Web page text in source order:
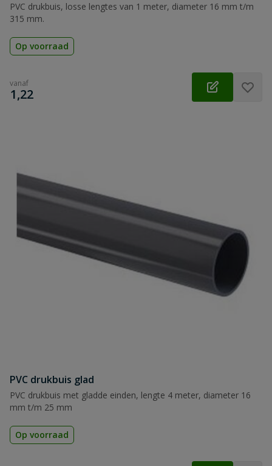
PVC drukbuis, losse lengtes van 1 meter, diameter 16 mm t/m
315 mm.
Op voorraad
vanaf
€
1,22
PVC drukbuis glad
PVC drukbuis met gladde einden, lengte 4 meter, diameter 16
mm t/m 25 mm
Op voorraad